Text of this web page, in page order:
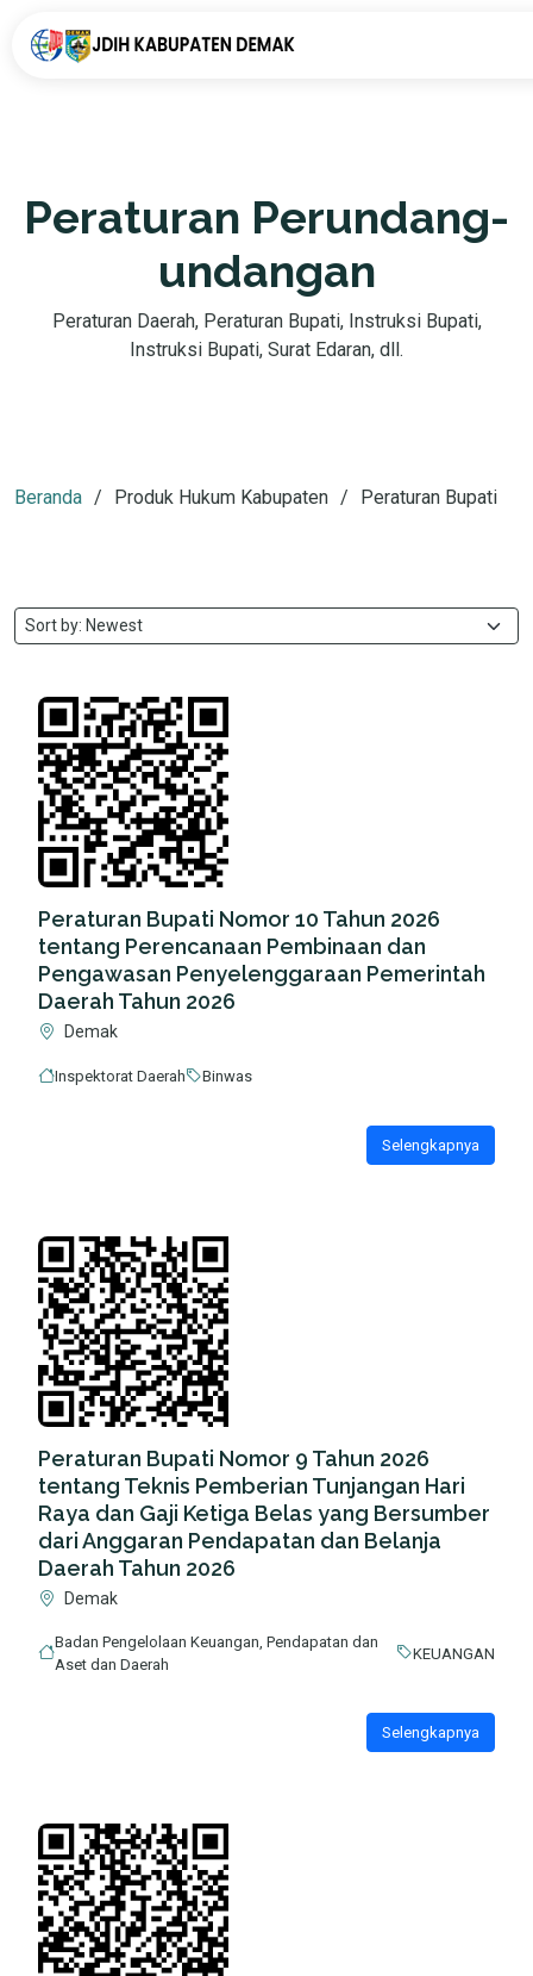
Peraturan Perundang-
undangan
Peraturan Daerah, Peraturan Bupati, Instruksi Bupati,
Instruksi Bupati, Surat Edaran, dll.
Beranda Produk Hukum Kabupaten Peraturan Bupati
Peraturan Bupati Nomor 10 Tahun 2026
tentang Perencanaan Pembinaan dan
Pengawasan Penyelenggaraan Pemerintah
Daerah Tahun 2026
Demak
Inspektorat Daerah Binwas
Selengkapnya
Peraturan Bupati Nomor 9 Tahun 2026
tentang Teknis Pemberian Tunjangan Hari
Raya dan Gaji Ketiga Belas yang Bersumber
dari Anggaran Pendapatan dan Belanja
Daerah Tahun 2026
Demak
Badan Pengelolaan Keuangan, Pendapatan dan
Aset dan Daerah
KEUANGAN
Selengkapnya